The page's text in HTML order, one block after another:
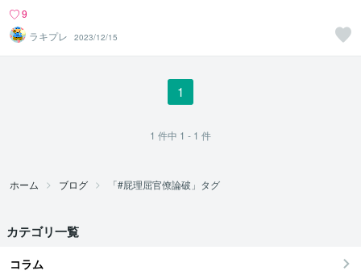
サポ１会議５」
9
ラキプレ
2023/12/15
1
1 件中 1 - 1 件
ホーム ブログ 「#屁理屈官僚論破」タグ
カテゴリ一覧
コラム